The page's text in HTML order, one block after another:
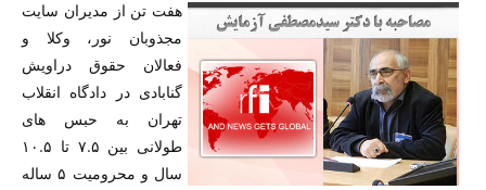
هفت تن از مدیران سایت
مجذوبان نور، وکلا و
فعالان حقوق دراویش
گنابادی در دادگاه انقلاب
تهران به حبس های
طولانی بین ۷.۵ تا ۱۰.۵
سال و محرومیت ۵ ساله